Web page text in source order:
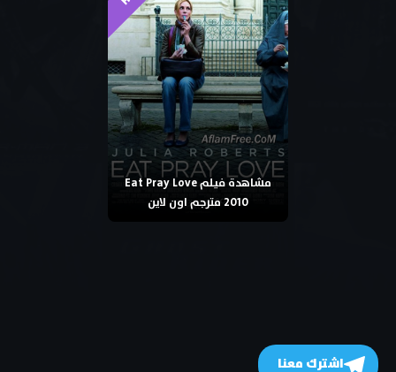
مشاهدة فيلم Eat Pray Love
2010 مترجم اون لاين
اشترك معنا